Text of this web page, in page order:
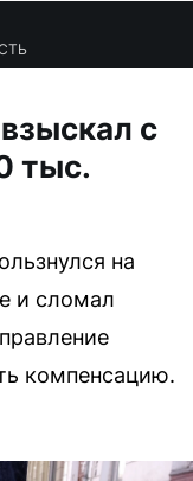
с
тыс.
на
и сломал
компенсацию.